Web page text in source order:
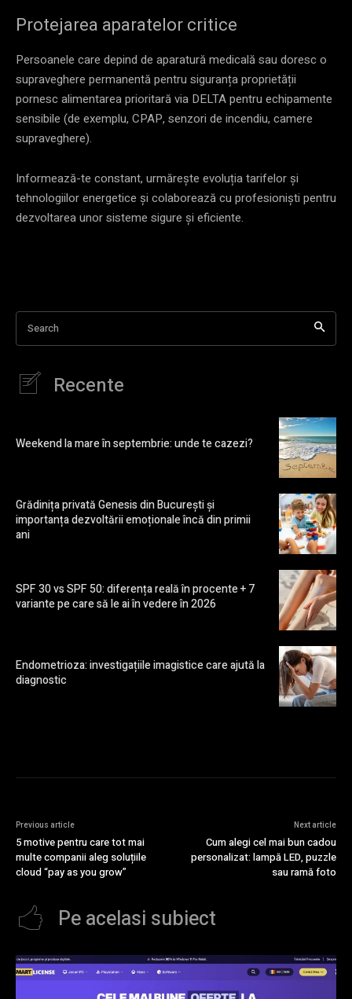
Protejarea aparatelor critice
Persoanele care depind de aparatură medicală sau doresc o
supraveghere permanentă pentru siguranța proprietății
pornesc alimentarea prioritară via DELTA pentru echipamente
sensibile (de exemplu, CPAP, senzori de incendiu, camere
supraveghere).
Informează-te constant, urmărește evoluția tarifelor și
tehnologiilor energetice și colaborează cu profesioniști pentru
dezvoltarea unor sisteme sigure și eficiente.
Search
Recente
Weekend la mare în septembrie: unde te cazezi?
Grădinița privată Genesis din București și
importanța dezvoltării emoționale încă din primii
ani
SPF 30 vs SPF 50: diferența reală în procente + 7
variante pe care să le ai în vedere în 2026
Endometrioza: investigațiile imagistice care ajută la
diagnostic
Previous article
5 motive pentru care tot mai
multe companii aleg soluțiile
cloud “pay as you grow”
Next article
Cum alegi cel mai bun cadou
personalizat: lampă LED, puzzle
sau ramă foto
Pe acelasi subiect